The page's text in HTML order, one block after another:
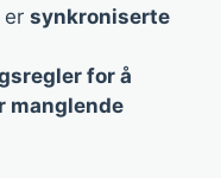
er synkroniserte
for å
manglende